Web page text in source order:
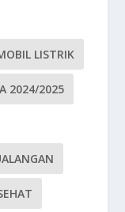
LISTRIK
2024/2025